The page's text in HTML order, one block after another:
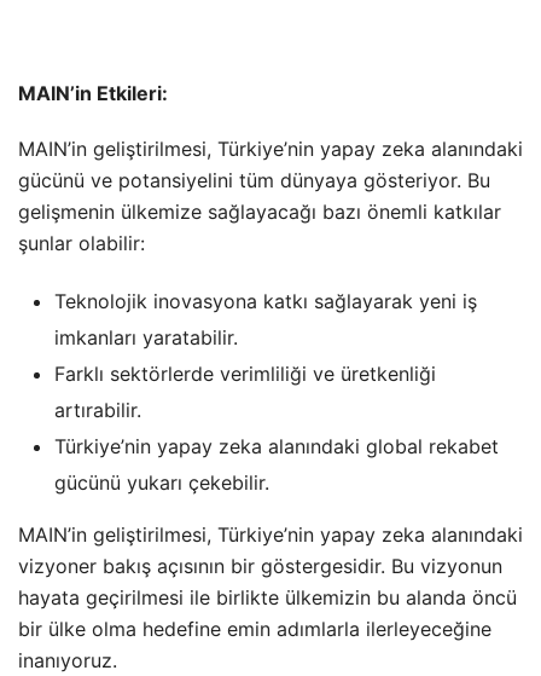
MAIN’in Etkileri:
MAIN’in geliştirilmesi, Türkiye’nin yapay zeka alanındaki
gücünü ve potansiyelini tüm dünyaya gösteriyor. Bu
gelişmenin ülkemize sağlayacağı bazı önemli katkılar
şunlar olabilir:
Teknolojik inovasyona katkı sağlayarak yeni iş
imkanları yaratabilir.
Farklı sektörlerde verimliliği ve üretkenliği
artırabilir.
Türkiye’nin yapay zeka alanındaki global rekabet
gücünü yukarı çekebilir.
MAIN’in geliştirilmesi, Türkiye’nin yapay zeka alanındaki
vizyoner bakış açısının bir göstergesidir. Bu vizyonun
hayata geçirilmesi ile birlikte ülkemizin bu alanda öncü
bir ülke olma hedefine emin adımlarla ilerleyeceğine
inanıyoruz.